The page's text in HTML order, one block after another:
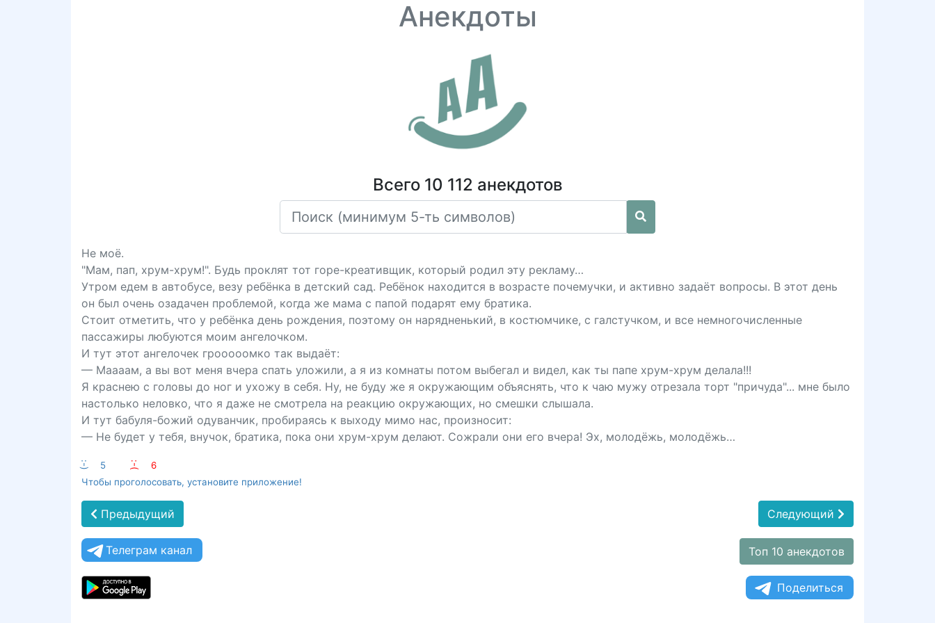
Анекдоты
Всего 10 112 анекдотов
Не моё.
"Мам, пап, хрум-хрум!". Будь проклят тот горе-креативщик, который родил эту рекламу…
Утром едем в автобусе, везу ребёнка в детский сад. Ребёнок находится в возрасте почемучки, и активно задаёт вопросы. В этот день
он был очень озадачен проблемой, когда же мама с папой подарят ему братика.
Стоит отметить, что у ребёнка день рождения, поэтому он нарядненький, в костюмчике, с галстучком, и все немногочисленные
пассажиры любуются моим ангелочком.
И тут этот ангелочек грооооомко так выдаёт:
— Маааам, а вы вот меня вчера спать уложили, а я из комнаты потом выбегал и видел, как ты папе хрум-хрум делала!!!
Я краснею с головы до ног и ухожу в себя. Ну, не буду же я окружающим объяснять, что к чаю мужу отрезала торт "причуда"... мне было
настолько неловко, что я даже не смотрела на реакцию окружающих, но смешки слышала.
И тут бабуля-божий одуванчик, пробираясь к выходу мимо нас, произносит:
— Не будет у тебя, внучок, братика, пока они хрум-хрум делают. Сожрали они его вчера! Эх, молодёжь, молодёжь…
:-) 5 :-(
6
Чтобы проголосовать, установите приложение!
Предыдущий Следующий
Телеграм канал Топ 10 анекдотов
Поделиться